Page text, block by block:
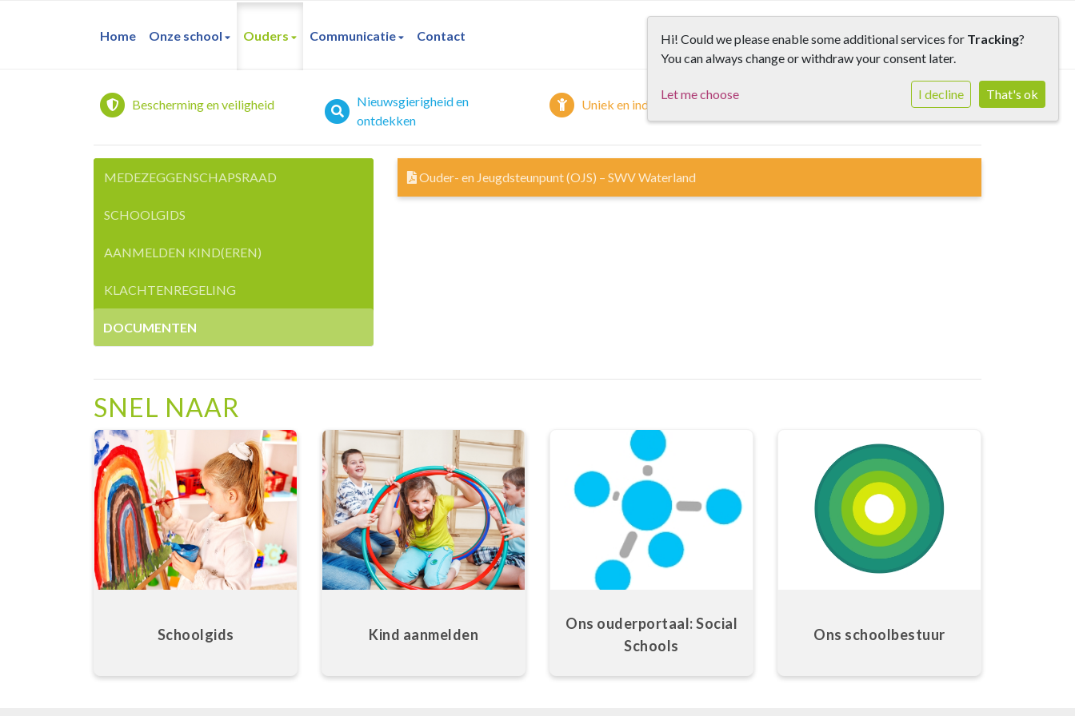
Home Onze school Ouders Communicatie Contact
Bescherming en veiligheid
Nieuwsgierigheid en
ontdekken
Uniek en individueel Eenheid en verbinding
MEDEZEGGENSCHAPSRAAD
SCHOOLGIDS
AANMELDEN KIND(EREN)
KLACHTENREGELING
DOCUMENTEN
Ouder- en Jeugdsteunpunt (OJS) – SWV Waterland
SNEL NAAR
Schoolgids Kind aanmelden
Ons ouderportaal: Social
Schools
Ons schoolbestuur
Hi! Could we please enable some additional services for Tracking?
You can always change or withdraw your consent later.
Let me choose I decline That's ok